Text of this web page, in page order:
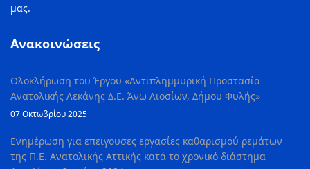
μας.
Ανακοινώσεις
Ολοκλήρωση του Έργου «Αντιπλημμυρική Προστασία
Ανατολικής Λεκάνης Δ.Ε. Άνω Λιοσίων, Δήμου Φυλής»
07 Οκτωβρίου 2025
Ενημέρωση για επειγουσες εργασίες καθαρισμού ρεμάτων
της Π.Ε. Ανατολικής Αττικής κατά το χρονικό διάστημα